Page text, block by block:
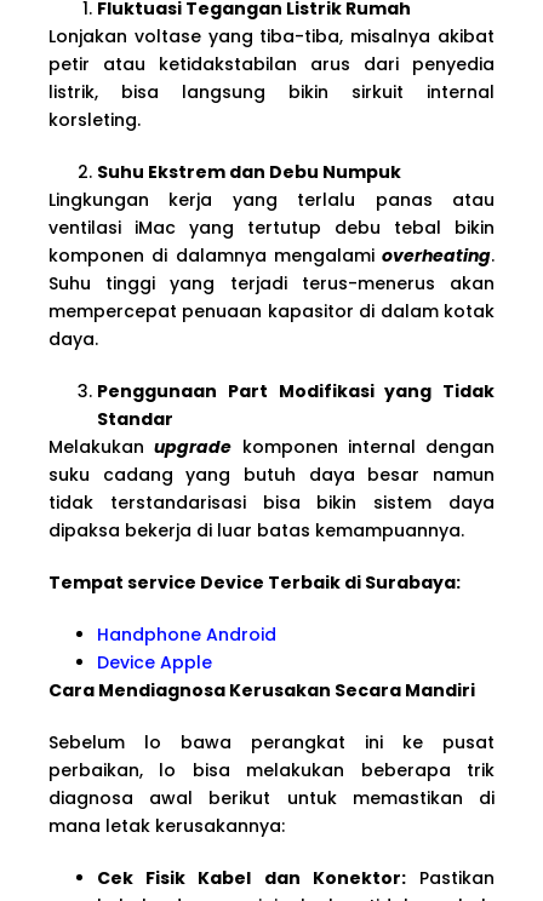
Fluktuasi Tegangan Listrik Rumah
Lonjakan voltase yang tiba-tiba, misalnya akibat
petir atau ketidakstabilan arus dari penyedia
listrik, bisa langsung bikin sirkuit internal
korsleting.
Suhu Ekstrem dan Debu Numpuk
Lingkungan kerja yang terlalu panas atau
ventilasi iMac yang tertutup debu tebal bikin
komponen di dalamnya mengalami overheating.
Suhu tinggi yang terjadi terus-menerus akan
mempercepat penuaan kapasitor di dalam kotak
daya.
Penggunaan Part Modifikasi yang Tidak
Standar
Melakukanupgrade komponen internal dengan
suku cadang yang butuh daya besar namun
tidak terstandarisasi bisa bikin sistem daya
dipaksa bekerja di luar batas kemampuannya.
Tempat service Device Terbaik di Surabaya:
Handphone Android
Device Apple
Cara Mendiagnosa Kerusakan Secara Mandiri
Sebelum lo bawa perangkat ini ke pusat
perbaikan, lo bisa melakukan beberapa trik
diagnosa awal berikut untuk memastikan di
mana letak kerusakannya:
Cek Fisik Kabel dan Konektor:Pastikan